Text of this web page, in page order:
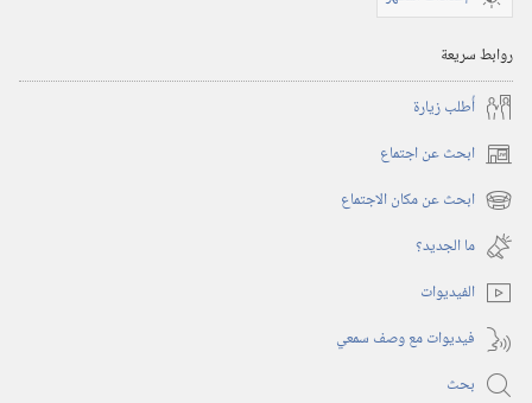
روابط سريعة
أُطلب زيارة
ابحث عن اجتماع (يفتح
نافذة ابحث عن مكان الاجتماع (يفتح
نافذة
جديدة)
ما الجديد؟‏
الفيديوات
فيديوات مع وصف سمعي
بحث